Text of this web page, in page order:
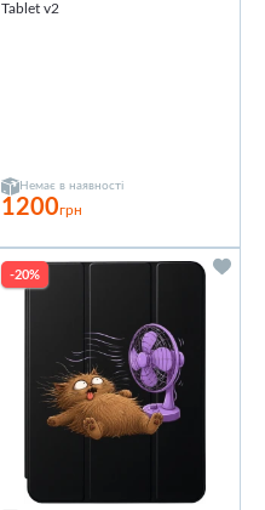
Tablet v2
Немає в наявності
1200грн
-20%